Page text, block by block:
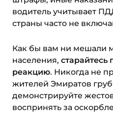
водитель учитывает
страны часто не
Как бы вам ни мешали
населения, старайтесь
реакцию. Никогда не
жителей Эмиратов
демонстрируйте
воспринять за